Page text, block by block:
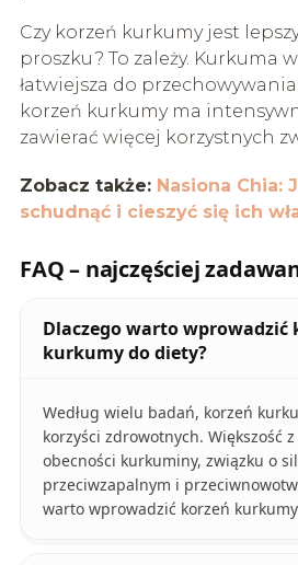
Czy korzeń kurkumy jest
proszku? To zależy. Kurkuma
łatwiejsza do
korzeń kurkumy ma
zawierać więcej korzystnych
Zobacz także: Nasiona Chia:
schudnąć i cieszyć się ich
FAQ – najczęściej
Dlaczego warto wprowadzić
kurkumy do diety?
Według wielu badań, korzeń
korzyści zdrowotnych. Większość
obecności kurkuminy, związku o
przeciwzapalnym i
warto wprowadzić korzeń